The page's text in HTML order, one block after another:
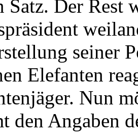
Satz. Der Rest
seiner
Elefanten
Nun
den Angaben